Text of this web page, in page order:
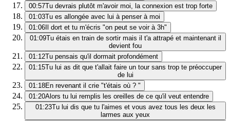
00:57Tu devrais plutôt m'avoir moi, la connexion est trop forte
01:03Tu es allongée avec lui à penser à moi
01:06 Il dort et tu m'écris "on peut se voir à 3h"
01:09Tu étais en train de sortir mais il t'a attrapé et maintenant il
devient fou
01:12Tu pensais qu'il dormait profondément
01:15Tu lui as dit que t'allait faire un tour sans trop te préoccuper
de lui
01:18En revenant il crie "t'étais où ? "
01:20Alors tu lui remplis les oreilles de ce qu'il veut entendre
01:23Tu lui dis que tu l'aimes et vous avez tous les deux les
larmes aux yeux